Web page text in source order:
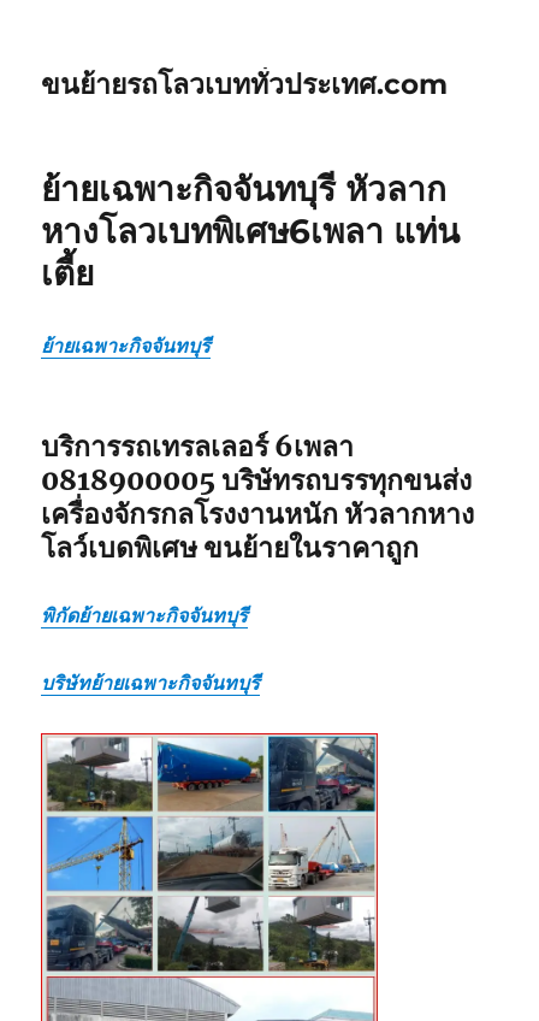
ขนย้ายรถโลวเบททั่วประเทศ.com
ย้ายเฉพาะกิจจันทบุรี หัวลาก
หางโลวเบทพิเศษ6เพลา แท่น
เตี้ย
ย้ายเฉพาะกิจจันทบุรี
บริการรถเทรลเลอร์ 6เพลา
0818900005 บริษัทรถบรรทุกขนส่ง
เครื่องจักรกลโรงงานหนัก หัวลากหาง
โลว์เบดพิเศษ ขนย้ายในราคาถูก
พิกัดย้ายเฉพาะกิจจันทบุรี
บริษัทย้ายเฉพาะกิจจันทบุรี